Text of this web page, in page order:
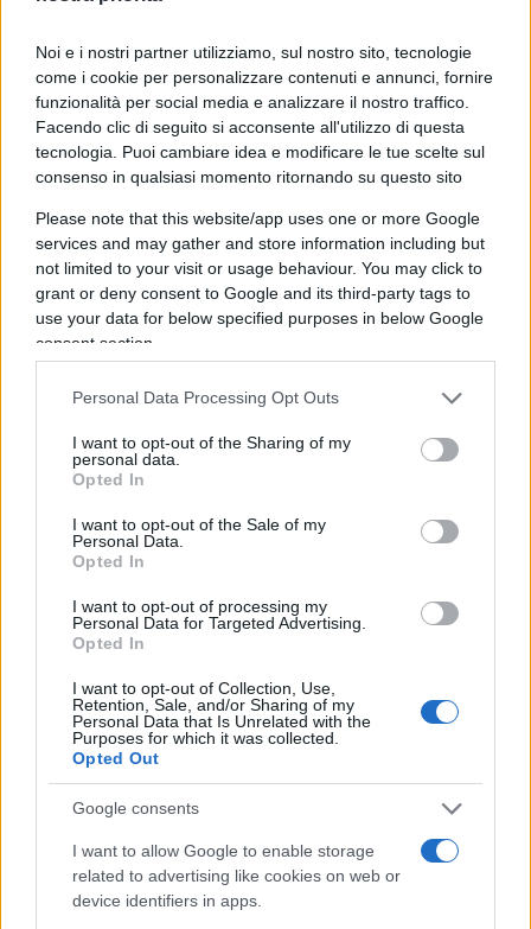
Noi e i nostri partner utilizziamo, sul nostro sito, tecnologie
come i cookie per personalizzare contenuti e annunci, fornire
funzionalità per social media e analizzare il nostro traffico.
Facendo clic di seguito si acconsente all'utilizzo di questa
tecnologia. Puoi cambiare idea e modificare le tue scelte sul
consenso in qualsiasi momento ritornando su questo sito
Please note that this website/app uses one or more Google
services and may gather and store information including but
not limited to your visit or usage behaviour. You may click to
grant or deny consent to Google and its third-party tags to
use your data for below specified purposes in below Google
consent section.
Personal Data Processing Opt Outs
I want to opt-out of the Sharing of my
personal data.
Opted In
I want to opt-out of the Sale of my
Personal Data.
Opted In
I want to opt-out of processing my
Personal Data for Targeted Advertising.
Opted In
I want to opt-out of Collection, Use,
Retention, Sale, and/or Sharing of my
Personal Data that Is Unrelated with the
Purposes for which it was collected.
Opted Out
Google consents
I want to allow Google to enable storage
related to advertising like cookies on web or
device identifiers in apps.
Ben oltre l’imminente valutazione da compiersi in
assemblea, andranno gli effetti della decisione
presa. Il quadro politico di certo è complesso, le
opposizioni ben conoscono i contrasti, i dissidi e i
Stelle e Lega.
Qualunque risultato emerga dall’aula, il
movimento ne uscirà scalfito. Di Maio & Co. si
trovano in una posizione scomodissima, nelle
ultime rilevazioni il movimento perde consenso
vertiginosamente, al contrario della Lega che
32 per cento (sondaggi Swg). Un voto contrario da
parte dei senatori del Movimento 5 Stelle,
sottoporrebbe il Movimento stesso ad un aspro e
feroce giudizio pubblico, fors’anche sacrosanto
espressa, sulla giustizia – certamente ingiusto dati
i presupposti scaturenti ovvero l’ingerenza esterna
nell’indirizzo del Governo da parte del terzo potere
dello Stato.
Un voto di segno positivo, ipotesi improbabile a
causa della già detta discesa nei sondaggi,
potrebbe provocare la caduta del governo, con
effetti disastrosi per il partito di Grillo che